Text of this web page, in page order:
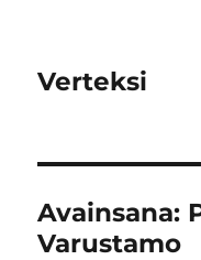
Verteksi
Avainsana:
Varustamo